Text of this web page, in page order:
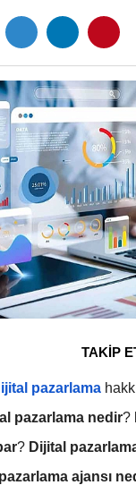
TAKİP
pazarlama
pazarlama nedir?
? Dijital
ajansı